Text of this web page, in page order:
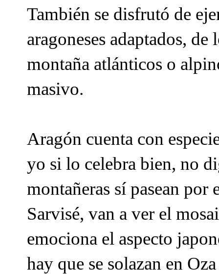
También se disfrutó de
aragoneses adaptados, de
montaña atlánticos o
masivo.
Aragón cuenta con
yo si lo celebra bien, no
montañeras sí pasean por
Sarvisé, van a ver el
emociona el aspecto
hay que se solazan en